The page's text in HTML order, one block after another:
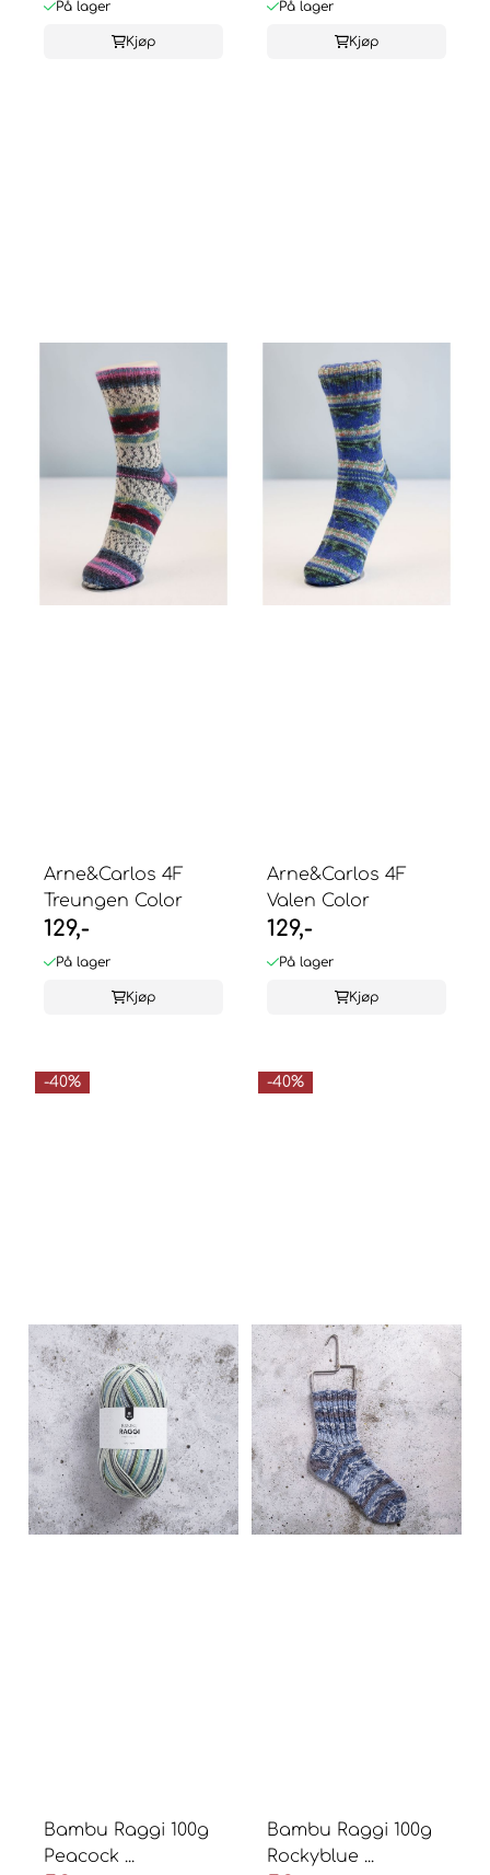
På lager
Kjøp
På lager
Kjøp
Arne&Carlos 4F
Treungen Color
129,-
På lager
Kjøp
Arne&Carlos 4F
Valen Color
129,-
På lager
Kjøp
-40%
Bambu Raggi 100g
Peacock ...
-40%
Bambu Raggi 100g
Rockyblue ...